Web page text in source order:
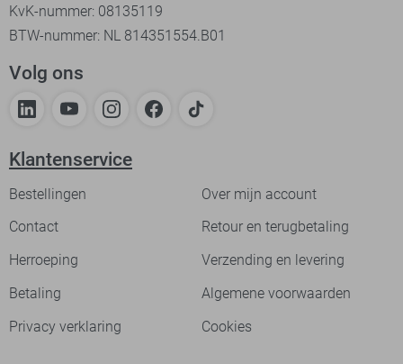
KvK-nummer: 08135119
BTW-nummer: NL 814351554.B01
Volg ons
Klantenservice
Bestellingen
Over mijn account
Contact
Retour en terugbetaling
Herroeping
Verzending en levering
Betaling
Algemene voorwaarden
Privacy verklaring
Cookies